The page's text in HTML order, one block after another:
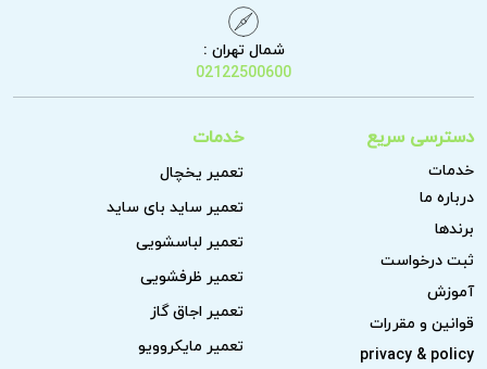
شمال تهران :
02122500600
دسترسی سریع
خدمات
درباره ما
برندها
ثبت درخواست
آموزش
قوانین و مقررات
privacy & policy
خدمات
تعمیر یخچال
تعمیر ساید بای ساید
تعمیر لباسشویی
تعمیر ظرفشویی
تعمیر اجاق گاز
تعمیر مایکروویو